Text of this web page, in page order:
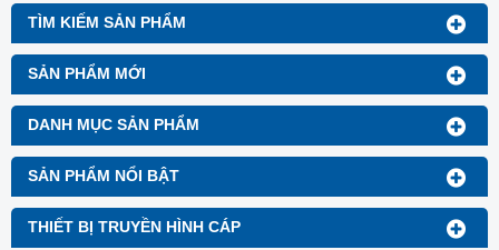
TÌM KIẾM SẢN PHẨM
SẢN PHẨM MỚI
DANH MỤC SẢN PHẨM
SẢN PHẨM NỔI BẬT
THIẾT BỊ TRUYỀN HÌNH CÁP